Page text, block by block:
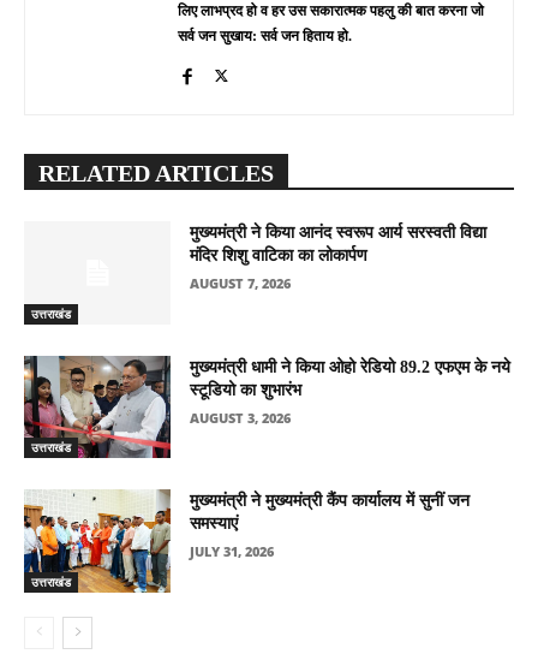
लिए लाभप्रद हो व हर उस सकारात्मक पहलु की बात करना जो
सर्व जन सुखाय: सर्व जन हिताय हो.
RELATED ARTICLES
उत्तराखंड
मुख्यमंत्री ने किया आनंद स्वरूप आर्य सरस्वती विद्या
मंदिर शिशु वाटिका का लोकार्पण
AUGUST 7, 2026
उत्तराखंड
मुख्यमंत्री धामी ने किया ओहो रेडियो 89.2 एफएम के नये
स्टूडियो का शुभारंभ
AUGUST 3, 2026
उत्तराखंड
मुख्यमंत्री ने मुख्यमंत्री कैंप कार्यालय में सुनीं जन
समस्याएं
JULY 31, 2026